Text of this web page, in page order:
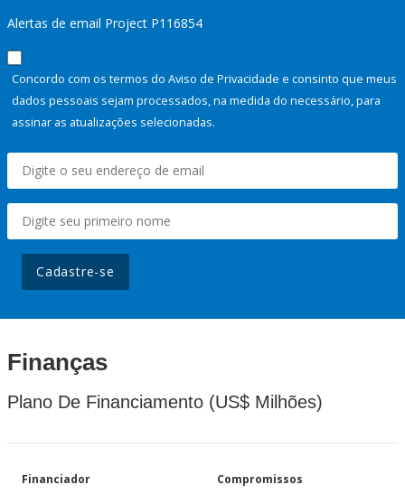
Alertas de email Project P116854
Concordo com os termos do Aviso de Privacidade e consinto que meus
dados pessoais sejam processados, na medida do necessário, para
assinar as atualizações selecionadas.
Cadastre-se
Finanças
Plano De Financiamento (US$ Milhões)
Financiador Compromissos